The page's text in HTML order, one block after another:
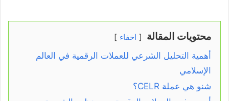
محتويات المقالة اخفاء
أهمية التحليل الشرعي للعملات الرقمية في العالم
الإسلامي
شنو هي عملة CELR؟